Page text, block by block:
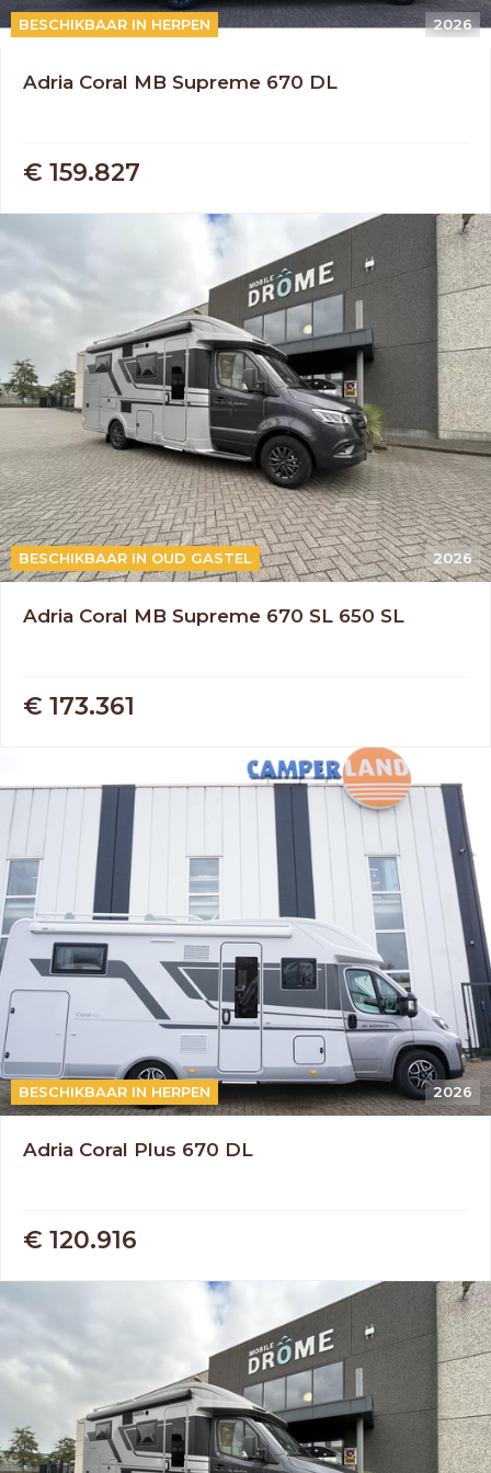
AUTOMAAT 2026
BESCHIKBAAR IN HERPEN
Adria Coral MB Supreme 670 DL
€ 159.827
AUTOMAAT 2026
BESCHIKBAAR IN OUD GASTEL
Adria Coral MB Supreme 670 SL 650 SL
€ 173.361
AUTOMAAT 2026
BESCHIKBAAR IN HERPEN
Adria Coral Plus 670 DL
€ 120.916